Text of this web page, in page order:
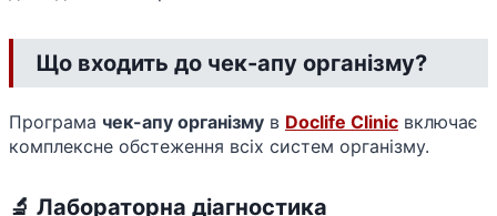
Що входить до чек-апу організму?
Програма чек-апу організму в Doclife Clinic включає
комплексне обстеження всіх систем організму.
🔬 Лабораторна діагностика